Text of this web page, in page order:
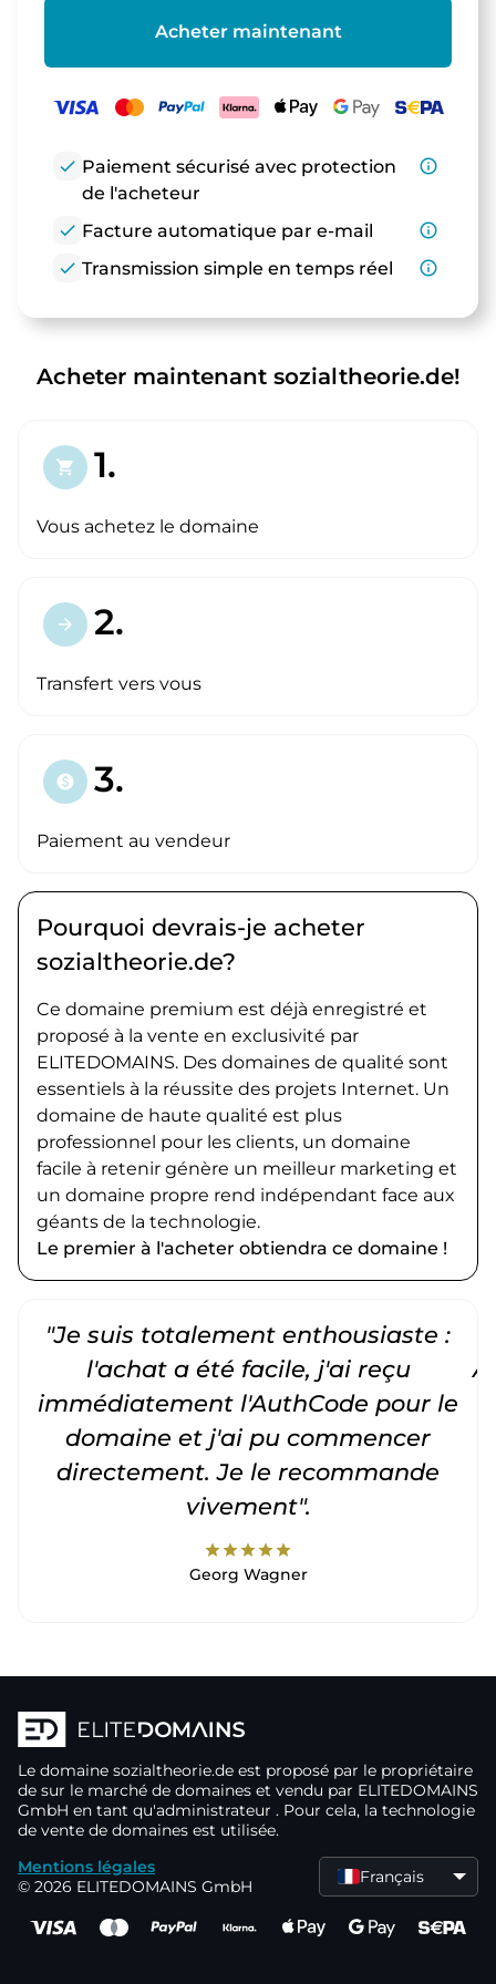
Acheter maintenant
check Paiement sécurisé avec protection
de l'acheteur
info_outline
check Facture automatique par e-mail
info_outline
check Transmission simple en temps réel info_outline
Acheter maintenant sozialtheorie.de!
shopping_cart 1.
Vous achetez le domaine
arrow_forward 2.
Transfert vers vous
paid 3.
Paiement au vendeur
Pourquoi devrais-je acheter
sozialtheorie.de?
Ce domaine premium est déjà enregistré et
proposé à la vente en exclusivité par
ELITEDOMAINS. Des domaines de qualité sont
essentiels à la réussite des projets Internet. Un
domaine de haute qualité est plus
professionnel pour les clients, un domaine
facile à retenir génère un meilleur marketing et
un domaine propre rend indépendant face aux
géants de la technologie.
Le premier à l'acheter obtiendra ce domaine !
"Je suis totalement enthousiaste :
l'achat a été facile, j'ai reçu
immédiatement l'AuthCode pour le
domaine et j'ai pu commencer
directement. Je le recommande
vivement".
starstarstarstarstar
Georg Wagner
Le domaine sozialtheorie.de est proposé par le propriétaire
de sur le marché de domaines et vendu par ELITEDOMAINS
GmbH en tant qu'administrateur . Pour cela, la technologie
de vente de domaines est utilisée.
Mentions légales
© 2026 ELITEDOMAINS GmbH
Français